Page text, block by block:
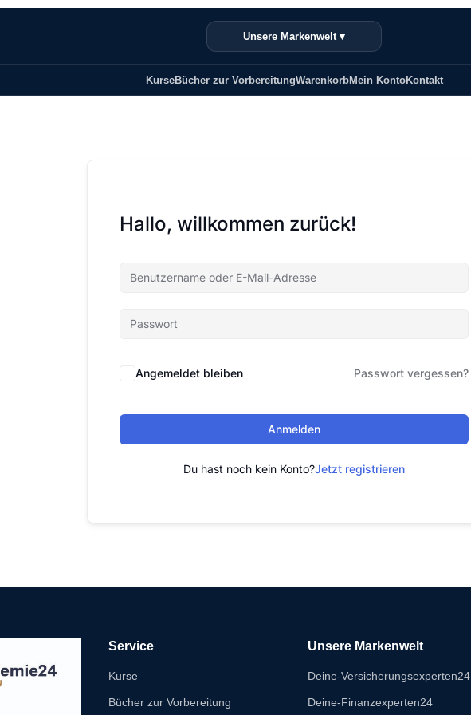
Unsere Markenwelt ▾
KurseBücher zur VorbereitungWarenkorbMein KontoKontakt
Hallo, willkommen zurück!
Angemeldet bleiben Passwort vergessen?
Anmelden
Du hast noch kein Konto?Jetzt registrieren
Service
Kurse
Bücher zur Vorbereitung
Unsere Markenwelt
Deine-Versicherungsexperten24
Deine-Finanzexperten24